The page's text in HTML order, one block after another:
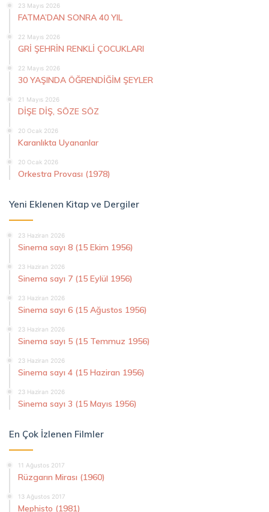
23 Mayıs 2026
FATMA’DAN SONRA 40 YIL
22 Mayıs 2026
GRİ ŞEHRİN RENKLİ ÇOCUKLARI
22 Mayıs 2026
30 YAŞINDA ÖĞRENDİĞİM ŞEYLER
21 Mayıs 2026
DİŞE DİŞ, SÖZE SÖZ
20 Ocak 2026
Karanlıkta Uyananlar
20 Ocak 2026
Orkestra Provası (1978)
Yeni Eklenen Kitap ve Dergiler
23 Haziran 2026
Sinema sayı 8 (15 Ekim 1956)
23 Haziran 2026
Sinema sayı 7 (15 Eylül 1956)
23 Haziran 2026
Sinema sayı 6 (15 Ağustos 1956)
23 Haziran 2026
Sinema sayı 5 (15 Temmuz 1956)
23 Haziran 2026
Sinema sayı 4 (15 Haziran 1956)
23 Haziran 2026
Sinema sayı 3 (15 Mayıs 1956)
En Çok İzlenen Filmler
11 Ağustos 2017
Rüzgarın Mirası (1960)
13 Ağustos 2017
Mephisto (1981)